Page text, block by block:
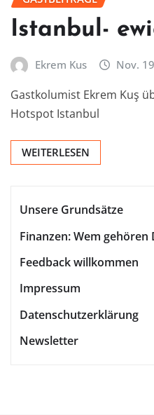
Istanbul-
Ekrem Kus Nov.
Gastkolumist Ekrem Kuş
Hotspot Istanbul
WEITERLESEN
Unsere Grundsätze
Finanzen: Wem gehören
Feedback willkommen
Impressum
Datenschutzerklärung
Newsletter